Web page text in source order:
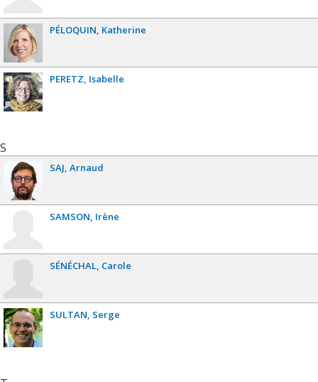
PÉLOQUIN Katherine
PERETZ Isabelle
S
SAJ Arnaud
SAMSON Irène
SÉNÉCHAL Carole
SULTAN Serge